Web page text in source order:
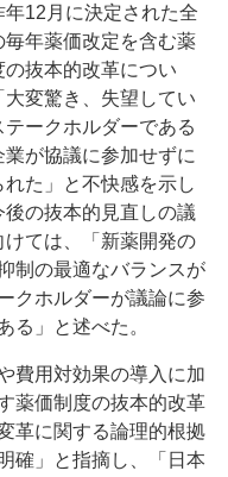
年12月に決定された全
毎年薬価改定を含む薬
の抜本的改革につい
大変驚き、失望してい
テークホルダーである
業が協議に参加せずに
れた」と不快感を示し
後の抜本的見直しの議
けては、「新薬開発の
制の最適なバランスが
クホルダーが議論に参
る」と述べた。
費用対効果の導入に加
薬価制度の抜本的改革
革に関する論理的根拠
確」と指摘し、「日本